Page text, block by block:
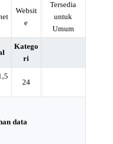
Websit
e
Tersedia
untuk
Umum
Katego
ri
24
data